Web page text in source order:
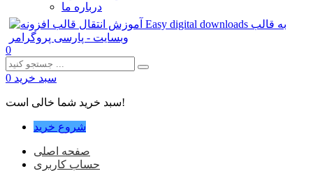
درباره ما
0
سبد خرید 0
سبد خرید شما خالی است!
شروع خرید
صفحه اصلی
حساب کاربری